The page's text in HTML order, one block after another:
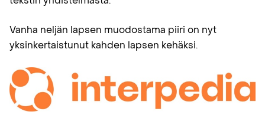
Vanha neljän lapsen muodostama piiri on nyt
yksinkertaistunut kahden lapsen kehäksi.